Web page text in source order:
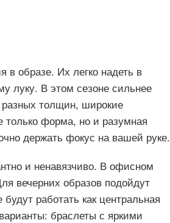
в образе. Их легко надеть в
луку. В этом сезоне сильнее
толщин, широкие
только форма, но и разумная
держать фокус на вашей руке.
и ненавязчиво. В офисном
вечерних образов подойдут
работать как центральная
браслеты с яркими